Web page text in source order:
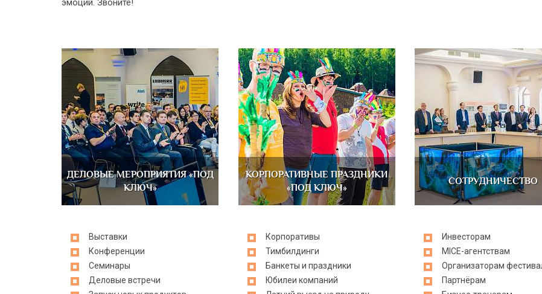
эмоций. Звоните!
ДЕЛОВЫЕ МЕРОПРИЯТИЯ «ПОД
КЛЮЧ»
Выставки
Конференции
Семинары
Деловые встречи
КОРПОРАТИВНЫЕ ПРАЗДНИКИ
«ПОД КЛЮЧ»
Корпоративы
Тимбилдинги
Банкеты и праздники
Юбилеи компаний
СОТРУДНИЧЕСТВО
Инвесторам
MICE-агентствам
Организаторам
Партнёрам